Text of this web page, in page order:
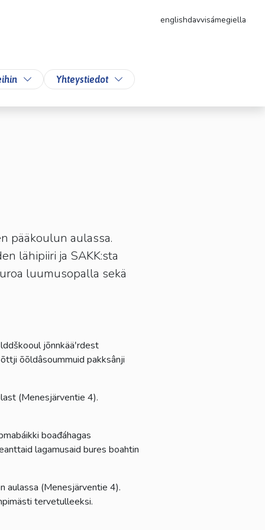
englishdavvisámegiella
Vaihda alasvetovalikkoa
Yhteystiedot Vaihda alasvetovalikkoa
pääkoulun aulassa.
lähipiiri ja SAKK:sta
luumusopalla sekä
jõnnkääʹrdest
õõldâsoummuid pakksânji
(Menesjärventie 4).
boađáhagas
lagamusaid bures boahtin
aulassa (Menesjärventie 4).
tervetulleeksi.